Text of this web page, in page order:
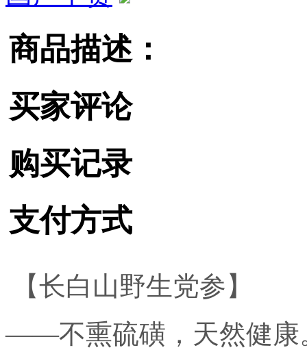
商品描述：
买家评论
购买记录
支付方式
【长白山野生党参】
——不熏硫磺，天然健康